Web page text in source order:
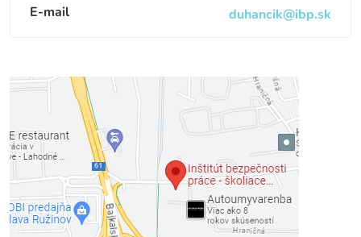
E-mail duhancik@ibp.sk